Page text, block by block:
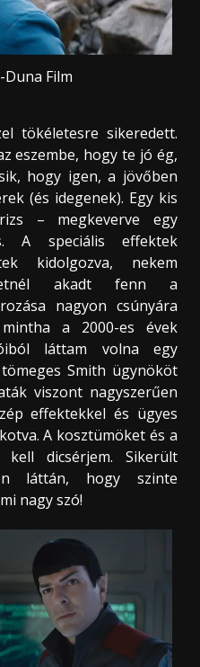
Duna Film
tökéletesre sikeredett.
eszembe, hogy te jó ég,
hogy igen, a jövőben
(és idegenek). Egy kis
– megkeverve egy
A speciális effektek
kidolgozva, nekem
akadt fenn a
nagyon csúnyára
a 2000-es évek
láttam volna egy
Smith ügynököt
viszont nagyszerűen
effektekkel és ügyes
A kosztümöket és a
dicsérjem. Sikerült
láttán, hogy szinte
nagy szó!